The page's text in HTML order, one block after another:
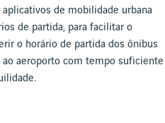
de mobilidade urbana
de partida, para facilitar o
o horário de partida dos ônibus
ao aeroporto com tempo suficiente